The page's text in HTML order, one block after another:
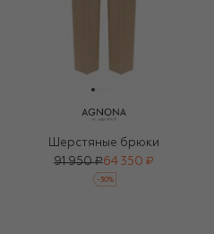
Шерстяные брюки
91 950 ₽64 350 ₽
-30%